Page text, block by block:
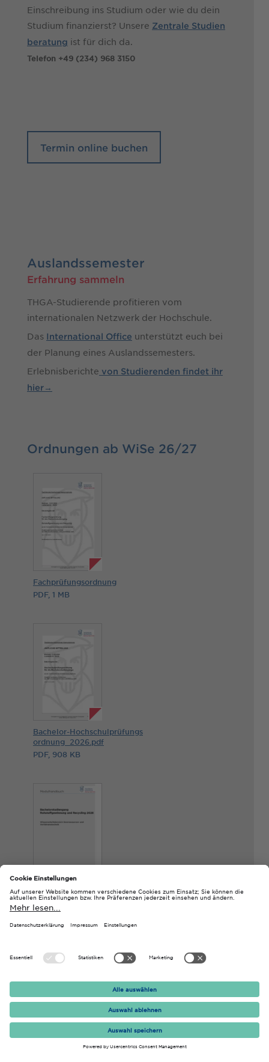
Einschreibung ins Studium oder wie du dein
Studium finanzierst? Unsere Zentrale Studien
beratung ist für dich da.
Telefon +49 (234) 968 3150
Termin online buchen
Auslandssemester
Erfahrung sammeln
THGA-Studierende profitieren vom
internationalen Netzwerk der Hochschule.
Das International Office unterstützt euch bei
der Planung eines Auslandssemesters.
Erlebnisberichte von Studierenden findet ihr
hier→
Ordnungen ab WiSe 26/27
Fachprüfungsordnung
PDF, 1 MB
Bachelor-Hochschulprüfungs
ordnung_2026.pdf
PDF, 908 KB
Modulhandbuch_Bachelor_R
ohstoffingenieurwesen_und_
Recycling_THGA.pdf
PDF, 829 KB
Auslaufende Ordnungen